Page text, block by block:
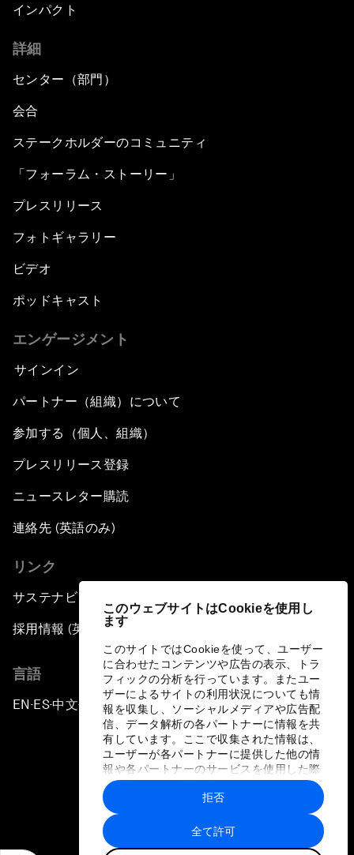
このウェブサイトはCookieを使用し
ます
このサイトではCookieを使って、ユーザー
に合わせたコンテンツや広告の表示、トラ
フィックの分析を行っています。またユー
ザーによるサイトの利用状況についても情
報を収集し、ソーシャルメディアや広告配
信、データ解析の各パートナーに情報を共
有しています。ここで収集された情報は、
ユーザーが各パートナーに提供した他の情
報や各パートナーのサービスを使用した際
に収集された情報と組み合わされ、各パー
トナーによって使用されることがありま
す。
全て許可
拒否
インパクト
詳細
センター（部門）
会合
ステークホルダーのコミュニティ
「フォーラム・ストーリー」
プレスリリース
フォトギャラリー
ビデオ
ポッドキャスト
エンゲージメント
サインイン
パートナー（組織）について
参加する（個人、組織）
プレスリリース登録
ニュースレター購読
連絡先 (英語のみ)
リンク
サステナビリティへの取り組み
採用情報 (英語のみ)
言語
EN ▪ ES▪中文▪ 日本語
プライバシーポリシーと利用規約
サイトマップ